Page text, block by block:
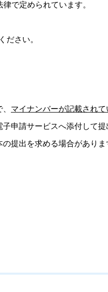
で定められています。
ださい。
マイナンバーが記載され
申請サービスへ添付して提
提出を求める場合がありま